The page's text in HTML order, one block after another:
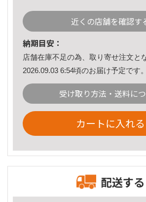
近くの店舗を確認す
納期目安：
店舗在庫不足の為、取り寄せ注文と
2026.09.03 6:54頃のお届け予定です。
受け取り方法・送料に
カートに入れる
配送する